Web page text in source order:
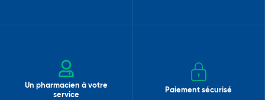
Un pharmacien à votre
service
Paiement sécurisé